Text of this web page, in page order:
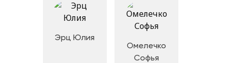
Эрц Юлия
Омелечко
Софья